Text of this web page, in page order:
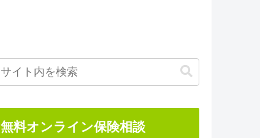
無料オンライン保険相談